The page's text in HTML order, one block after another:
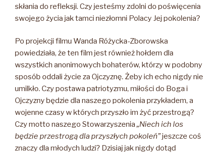
skłania do refleksji. Czy jesteśmy zdolni do poświęcenia
swojego życia jak tamci niezłomni Polacy Jej pokolenia?
Po projekcji filmu Wanda Różycka-Zborowska
powiedziała, że ten film jest również hołdem dla
wszystkich anonimowych bohaterów, którzy w podobny
sposób oddali życie za Ojczyznę. Żeby ich echo nigdy nie
umilkło. Czy postawa patriotyzmu, miłości do Boga i
Ojczyzny będzie dla naszego pokolenia przykładem, a
wojenne czasy w których przyszło im żyć przestrogą?
Czy motto naszego Stowarzyszenia„Niech ich los
będzie przestrogą dla przyszłych pokoleń”jeszcze coś
znaczy dla młodych ludzi? Dzisiaj jak nigdy dotąd